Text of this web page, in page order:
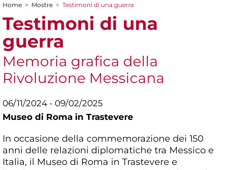
Tu sei qui
Home > Mostre > Testimoni di una guerra
Testimoni di una
guerra
Memoria grafica della
Rivoluzione Messicana
06/11/2024 - 09/02/2025
Museo di Roma in Trastevere
In occasione della commemorazione dei 150
anni delle relazioni diplomatiche tra Messico e
Italia, il Museo di Roma in Trastevere e